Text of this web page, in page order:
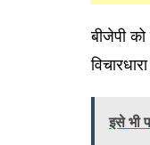
बीजेपी
इसे भी